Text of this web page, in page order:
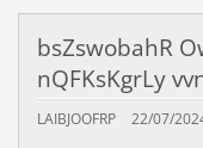
bsZswobahR
nQFKsKgrLy
LAIBJOOFRP 22/07/